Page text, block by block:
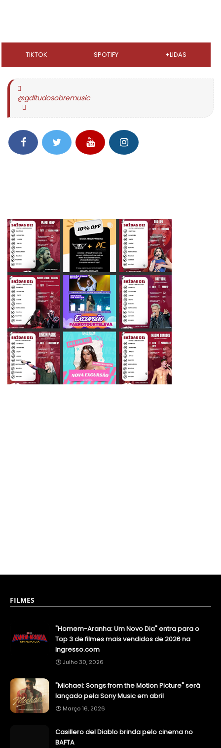
TIKTOK SPOTIFY +LIDAS
@gdltudosobremusic
FILMES
"Homem-Aranha: Um Novo Dia" entra para o
Top 3 de filmes mais vendidos de 2026 na
Ingresso.com
Julho 30, 2026
"Michael: Songs from the Motion Picture" será
lançado pela Sony Music em abril
Março 16, 2026
Casillero del Diablo brinda pelo cinema no
BAFTA